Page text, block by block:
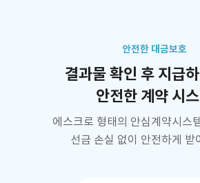
안전한 대금보호
결과물 확인 후 지급
안전한 계약 시
에스크로 형태의 안심계약시스
선금 손실 없이 안전하게 받